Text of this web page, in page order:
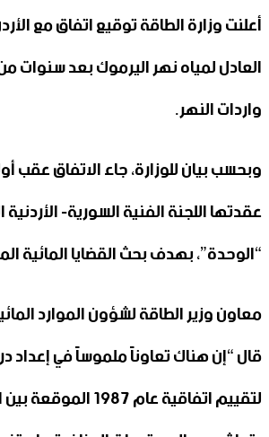
أعلنت وزارة الطاقة توقيع اتفاق مع
العادل لمياه نهر اليرموك بعد سنوات
واردات النهر.
وبحسب بيان للوزارة، جاء الاتفاق عقب
عقدتها اللجنة الفنية السورية-
“الوحدة”، بهدف بحث القضايا المائية
معاون وزير الطاقة لشؤون الموارد
قال “إن هناك تعاوناً ملموساً في إعداد
لتقييم اتفاقية عام 1987